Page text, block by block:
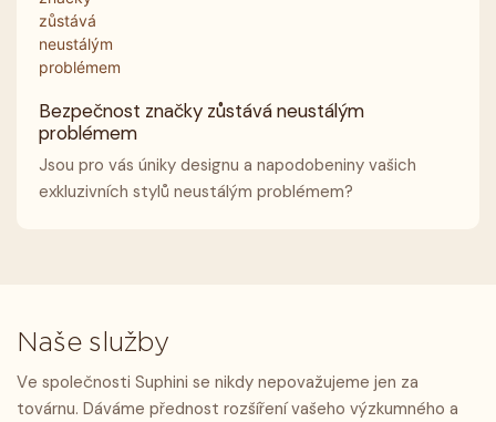
Bezpečnost značky zůstává neustálým
problémem
Jsou pro vás úniky designu a napodobeniny vašich
exkluzivních stylů neustálým problémem?
Naše služby
Ve společnosti Suphini se nikdy nepovažujeme jen za
továrnu. Dáváme přednost rozšíření vašeho výzkumného a